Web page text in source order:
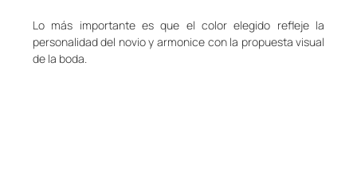
Lo más importante es que el color elegido refleje la
personalidad del novio y armonice con la propuesta visual
de la boda.